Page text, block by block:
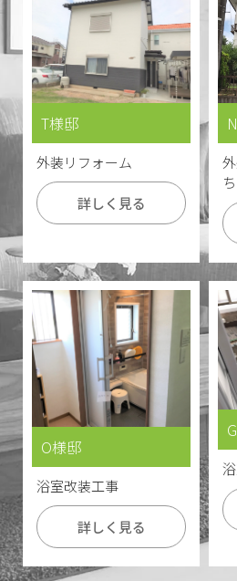
T様邸
外装リフォーム
詳しく見る
ち
O様邸
浴室改装工事
詳しく見る